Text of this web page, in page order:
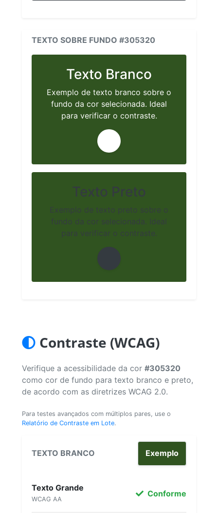
TEXTO SOBRE FUNDO #305320
Texto Branco
Exemplo de texto branco sobre o
fundo da cor selecionada. Ideal
para verificar o contraste.
Texto Preto
Exemplo de texto preto sobre o
fundo da cor selecionada. Ideal
para verificar o contraste.
Contraste (WCAG)
Verifique a acessibilidade da cor #305320
como cor de fundo para texto branco e preto,
de acordo com as diretrizes WCAG 2.0.
Para testes avançados com múltiplos pares, use o
Relatório de Contraste em Lote.
TEXTO BRANCO Exemplo
Texto Grande
WCAG AA
Conforme